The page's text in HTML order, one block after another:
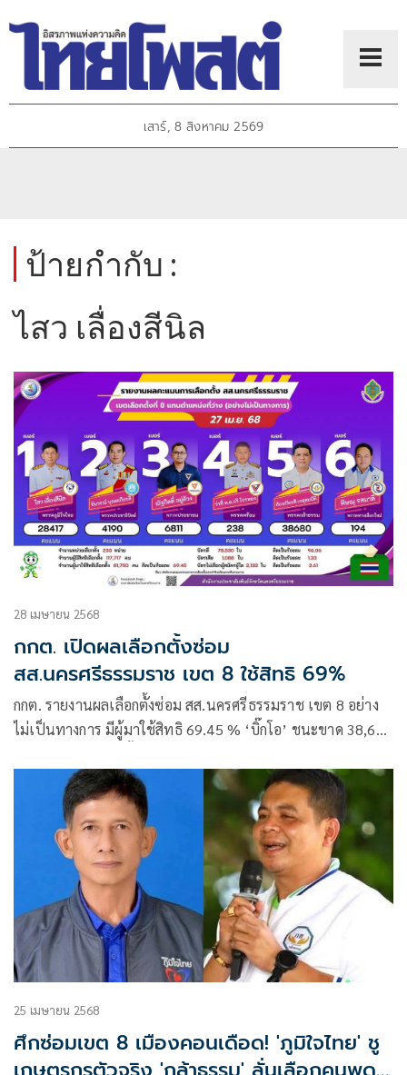
เสาร์, 8 สิงหาคม 2569
ป้ายกำกับ :
ไสว เลื่องสีนิล
28 เมษายน 2568
กกต. เปิดผลเลือกตั้งซ่อม
สส.นครศรีธรรมราช เขต 8 ใช้สิทธิ 69%
กกต. รายงานผลเลือกตั้งซ่อม สส.นครศรีธรรมราช เขต 8 อย่าง
ไม่เป็นทางการ มีผู้มาใช้สิทธิ 69.45 % ‘บิ๊กโอ’ ชนะขาด 38,680
25 เมษายน 2568
ศึกซ่อมเขต 8 เมืองคอนเดือด! 'ภูมิใจไทย' ชู